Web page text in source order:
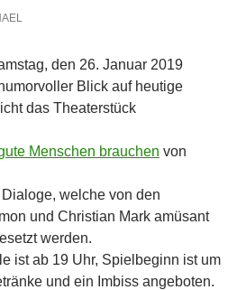
den 26. Januar 2019
Blick auf heutige
das Theaterstück
Menschen brauchen von
welche von den
und Christian Mark amüsant
werden.
ist ab 19 Uhr, Spielbeginn ist um
und ein Imbiss angeboten.